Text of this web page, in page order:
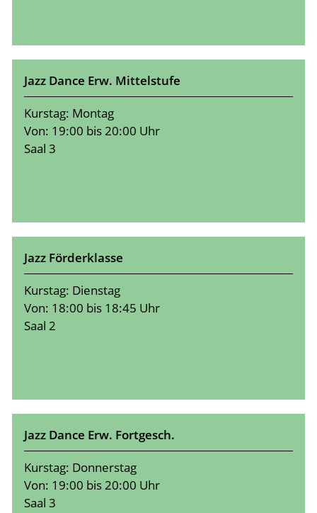
Jazz Dance Erw. Mittelstufe
Kurstag: Montag
Von: 19:00 bis 20:00 Uhr
Saal 3
Jazz Förderklasse
Kurstag: Dienstag
Von: 18:00 bis 18:45 Uhr
Saal 2
Jazz Dance Erw. Fortgesch.
Kurstag: Donnerstag
Von: 19:00 bis 20:00 Uhr
Saal 3